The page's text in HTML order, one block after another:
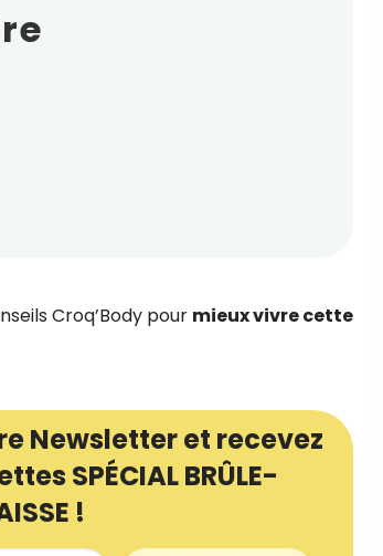
Croq’Body pour mieux vivre cette
Newsletter et recevez
SPÉCIAL BRÛLE-
!